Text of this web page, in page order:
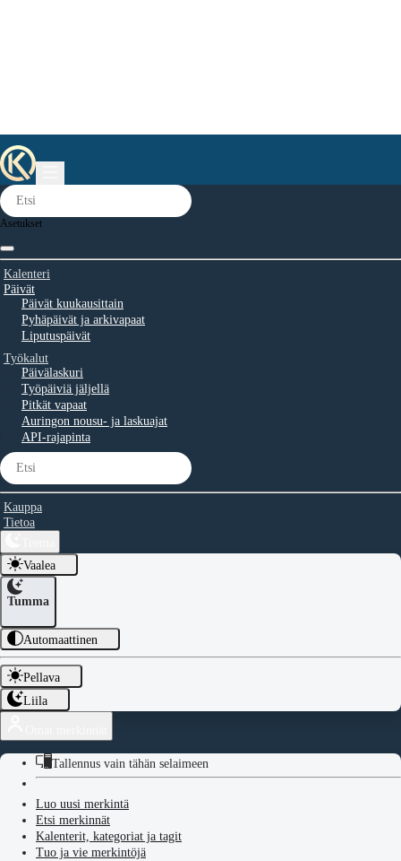
Asetukset
Kalenteri
Päivät
Päivät kuukausittain
Pyhäpäivät ja arkivapaat
Liputuspäivät
Työkalut
Päivälaskuri
Työpäiviä jäljellä
Pitkät vapaat
Auringon nousu- ja laskuajat
API-rajapinta
Kauppa
Tietoa
Vaalea
Tumma
Automaattinen
Pellava
Liila
Tallennus vain tähän selaimeen
Luo uusi merkintä
Etsi merkinnät
Kalenterit, kategoriat ja tagit
Tuo ja vie merkintöjä